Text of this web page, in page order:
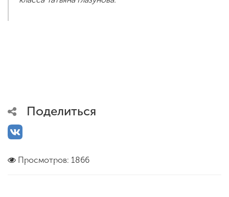
Поделиться
Просмотров: 1866